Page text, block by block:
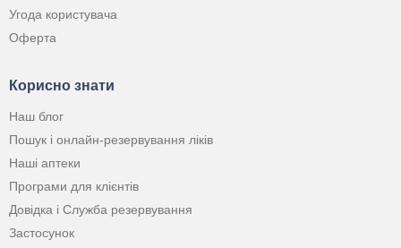
Угода користувача
Оферта
Корисно знати
Наш блог
Пошук і онлайн-резервування ліків
Наші аптеки
Програми для клієнтів
Довідка і Служба резервування
Застосунок